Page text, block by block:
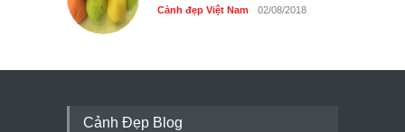
Cảnh đẹp Việt Nam 02/08/2018
Cảnh Đẹp Blog